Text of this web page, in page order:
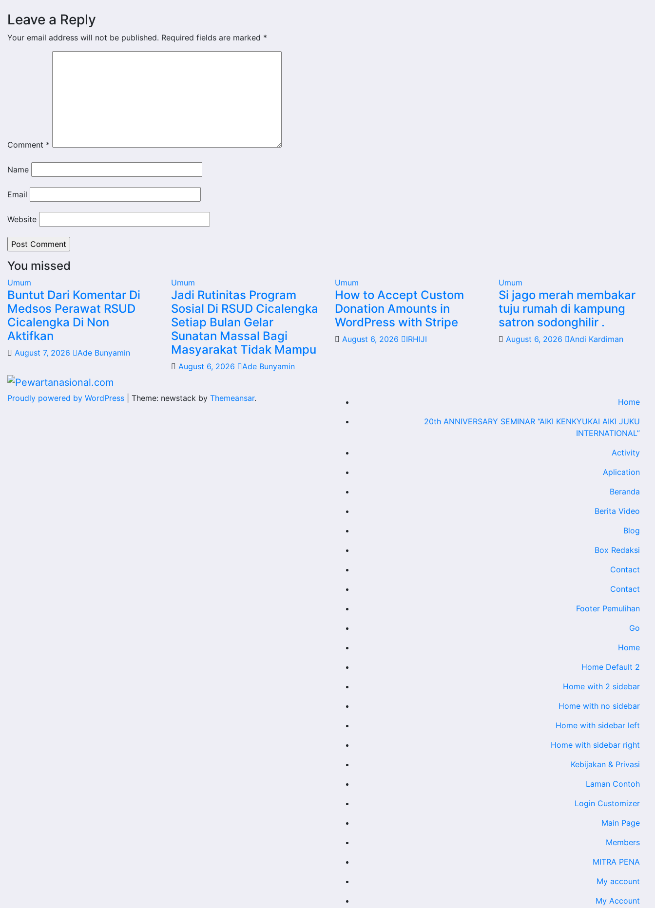
Leave a Reply
Your email address will not be published. Required fields are marked *
Comment *
Name
Email
Website
You missed
Umum
Buntut Dari Komentar Di
Medsos Perawat RSUD
Cicalengka Di Non
Aktifkan
August 7, 2026 Ade Bunyamin
Umum
Jadi Rutinitas Program
Sosial Di RSUD Cicalengka
Setiap Bulan Gelar
Sunatan Massal Bagi
Masyarakat Tidak Mampu
August 6, 2026 Ade Bunyamin
Umum
How to Accept Custom
Donation Amounts in
WordPress with Stripe
August 6, 2026 IRHIJI
Umum
Si jago merah membakar
tuju rumah di kampung
satron sodonghilir .
August 6, 2026 Andi Kardiman
Proudly powered by WordPress Theme: newstack by Themeansar.
Home
20th ANNIVERSARY SEMINAR “AIKI KENKYUKAI AIKI JUKU
INTERNATIONAL”
Activity
Aplication
Beranda
Berita Video
Blog
Box Redaksi
Contact
Contact
Footer Pemulihan
Go
Home
Home Default 2
Home with 2 sidebar
Home with no sidebar
Home with sidebar left
Home with sidebar right
Kebijakan & Privasi
Laman Contoh
Login Customizer
Main Page
Members
MITRA PENA
My account
My Account